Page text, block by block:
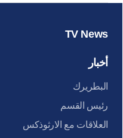
TV News
أخبار
البطريرك
رئيس القسم
العلاقات مع الارثوذكس